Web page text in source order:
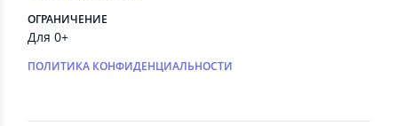
ОГРАНИЧЕНИЕ
Для 0+
ПОЛИТИКА КОНФИДЕНЦИАЛЬНОСТИ